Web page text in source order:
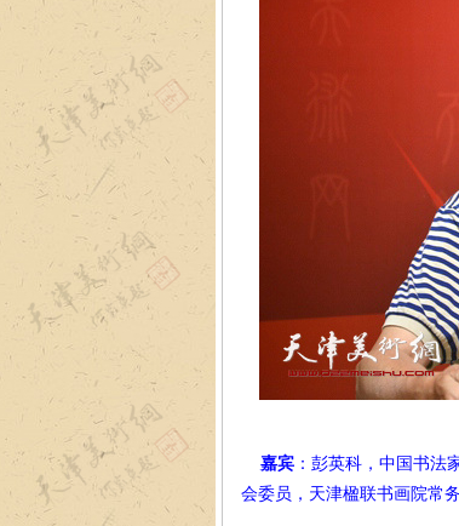
嘉宾：彭英科，中国书法
会委员，天津楹联书画院常